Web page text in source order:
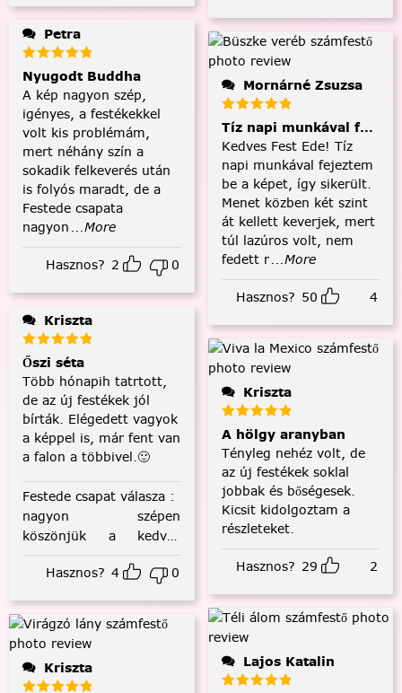
Petra
Nyugodt Buddha
A kép nagyon szép,
igényes, a festékekkel
volt kis problémám,
mert néhány szín a
sokadik felkeverés után
is folyós maradt, de a
Festede csapata
nagyon ...More
Hasznos? 2 0
Kriszta
Őszi séta
Több hónapih tatrtott,
de az új festékek jól
bírták. Elégedett vagyok
a képpel is, már fent van
a falon a többivel.🙂
Festede csapat válasza :
nagyon szépen
köszönjük a kedves
visszajelzést! :)
Hasznos? 4 0
Kriszta
Mornárné Zsuzsa
Tíz napi munkával
Kedves Fest Ede! Tíz
napi munkával fejeztem
be a képet, így sikerült.
Menet közben két szint
át kellett keverjek, mert
túl lazúros volt, nem
fedett r...More
Hasznos? 50 4
Kriszta
A hölgy aranyban
Tényleg nehéz volt, de
az új festékek soklal
jobbak és bőségesek.
Kicsit kidolgoztam a
részleteket.
Hasznos? 29 2
Lajos Katalin